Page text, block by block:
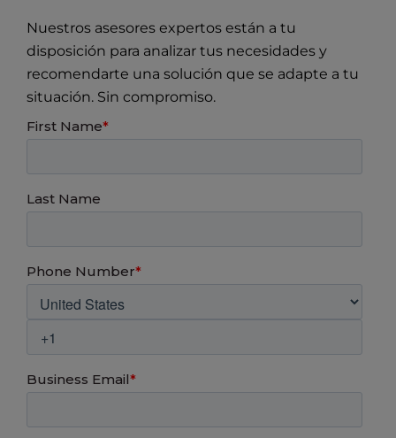
Nuestros asesores expertos están a tu
disposición para analizar tus necesidades y
recomendarte una solución que se adapte a tu
situación. Sin compromiso.